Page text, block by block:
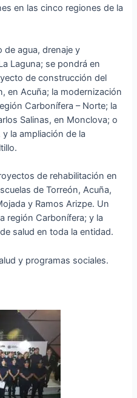
en las cinco regiones de la
de agua, drenaje y
Laguna; se pondrá en
de construcción del
en Acuña; la modernización
Carbonífera – Norte; la
Salinas, en Monclova; o
la ampliación de la
de rehabilitación en
de Torreón, Acuña,
y Ramos Arizpe. Un
región Carbonífera; y la
salud en toda la entidad.
y programas sociales.